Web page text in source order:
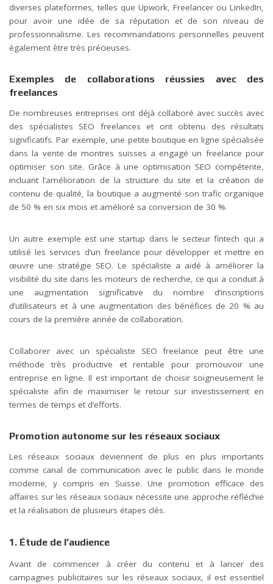
diverses plateformes, telles que Upwork, Freelancer ou LinkedIn,
pour avoir une idée de sa réputation et de son niveau de
professionnalisme. Les recommandations personnelles peuvent
également être très précieuses.
Exemples de collaborations réussies avec des
freelances
De nombreuses entreprises ont déjà collaboré avec succès avec
des spécialistes SEO freelances et ont obtenu des résultats
significatifs. Par exemple, une petite boutique en ligne spécialisée
dans la vente de montres suisses a engagé un freelance pour
optimiser son site. Grâce à une optimisation SEO compétente,
incluant l’amélioration de la structure du site et la création de
contenu de qualité, la boutique a augmenté son trafic organique
de 50 % en six mois et amélioré sa conversion de 30 %.
Un autre exemple est une startup dans le secteur fintech qui a
utilisé les services d’un freelance pour développer et mettre en
œuvre une stratégie SEO. Le spécialiste a aidé à améliorer la
visibilité du site dans les moteurs de recherche, ce qui a conduit à
une augmentation significative du nombre d’inscriptions
d’utilisateurs et à une augmentation des bénéfices de 20 % au
cours de la première année de collaboration.
Collaborer avec un spécialiste SEO freelance peut être une
méthode très productive et rentable pour promouvoir une
entreprise en ligne. Il est important de choisir soigneusement le
spécialiste afin de maximiser le retour sur investissement en
termes de temps et d’efforts.
Promotion autonome sur les réseaux sociaux
Les réseaux sociaux deviennent de plus en plus importants
comme canal de communication avec le public dans le monde
moderne, y compris en Suisse. Une promotion efficace des
affaires sur les réseaux sociaux nécessite une approche réfléchie
et la réalisation de plusieurs étapes clés.
1. Étude de l’audience
Avant de commencer à créer du contenu et à lancer des
campagnes publicitaires sur les réseaux sociaux, il est essentiel